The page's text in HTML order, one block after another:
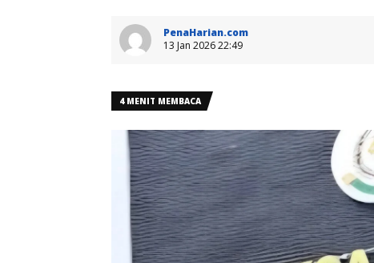
PenaHarian.com
13 Jan 2026 22:49
4 MENIT MEMBACA